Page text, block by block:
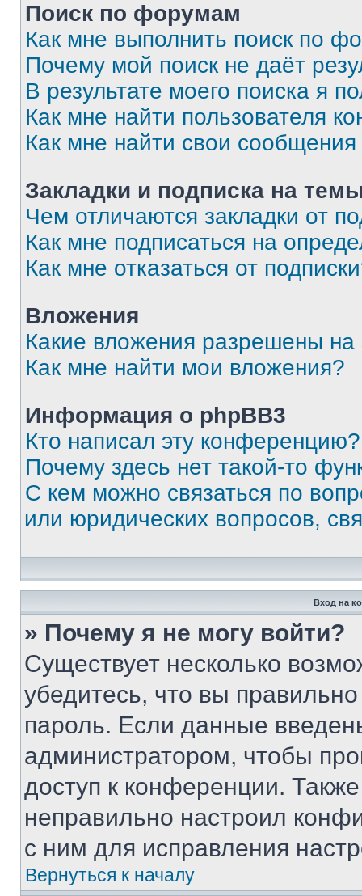
Поиск по форумам
Как мне выполнить поиск по
Почему мой поиск не даёт
В результате моего поиска я
Как мне найти пользователя
Как мне найти свои
Закладки и подписка на
Чем отличаются закладки от
Как мне подписаться на
Как мне отказаться от
Вложения
Какие вложения разрешены
Как мне найти мои вложения?
Информация о phpBB3
Кто написал эту конференцию?
Почему здесь нет такой-то
С кем можно связаться по
или юридических вопросов,
Вход на
» Почему я не могу войти?
Существует несколько
убедитесь, что вы
пароль. Если данные
администратором, чтобы
доступ к конференции.
неправильно настроил
с ним для исправления
Вернуться к началу